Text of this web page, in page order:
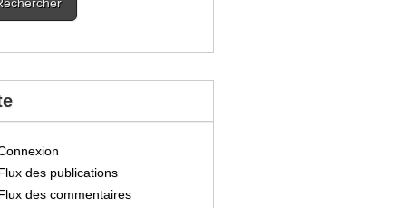
des publications
des commentaires